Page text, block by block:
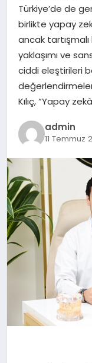
MAGAZIN
Türkiye’de de
birlikte yapay
ancak tartışmalı
yaklaşımı ve
ciddi eleştirileri
Kılıç, “Yapay
admin
11 Temmuz